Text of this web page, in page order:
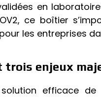
en
ce boîtier
les entreprises
trois enjeux
efficace